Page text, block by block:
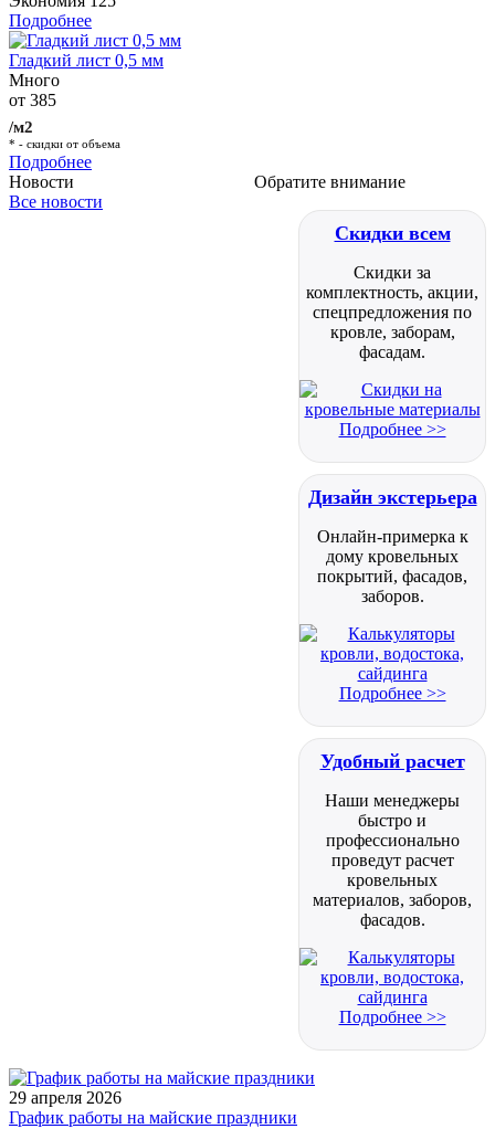
Подробнее
Гладкий лист 0,5 мм
Много
от 385
/м2
* - скидки от объема
Подробнее
Обратите внимание
Скидки всем
Скидки за
комплектность, акции,
спецпредложения по
кровле, заборам,
фасадам.
Подробнее >>
Дизайн экстерьера
Онлайн-примерка к
дому кровельных
покрытий, фасадов,
заборов.
Подробнее >>
Удобный расчет
Наши менеджеры
быстро и
профессионально
проведут расчет
кровельных
материалов, заборов,
фасадов.
Подробнее >>
Новости
Все новости
29 апреля 2026
График работы на майские праздники